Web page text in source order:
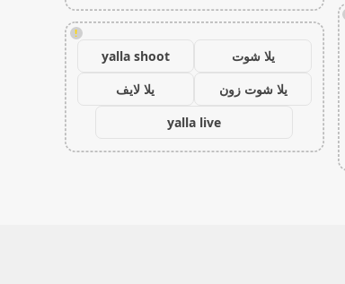
!
يلا شوت
yalla shoot
يلا شوت زون
يلا لايف
yalla live